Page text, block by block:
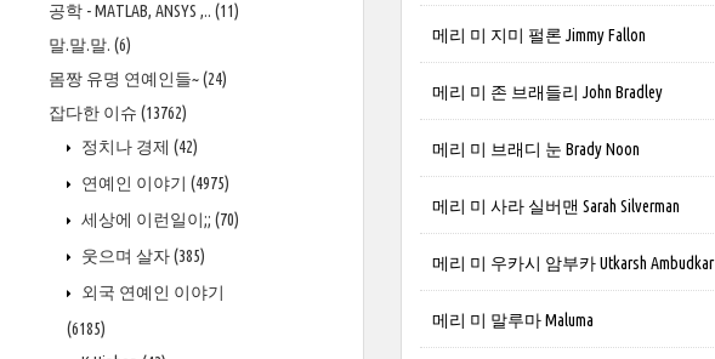
공학 - MATLAB, ANSYS ,.. (11)
말.말.말. (6)
몸짱 유명 연예인들~(24)
잡다한 이슈 (13762)
정치나 경제 (42)
연예인 이야기 (4975)
세상에 이런일이;; (70)
웃으며 살자(385)
외국 연예인 이야기
(6185)
메리 미 지미 펄론 Jimmy Fallon
메리 미 존 브래들리 John Bradley
메리 미 브래디 눈 Brady Noon
메리 미 사라 실버맨 Sarah Silverman
메리 미 우카시 암부카 Utkarsh Ambudkar
메리 미 말루마 Maluma